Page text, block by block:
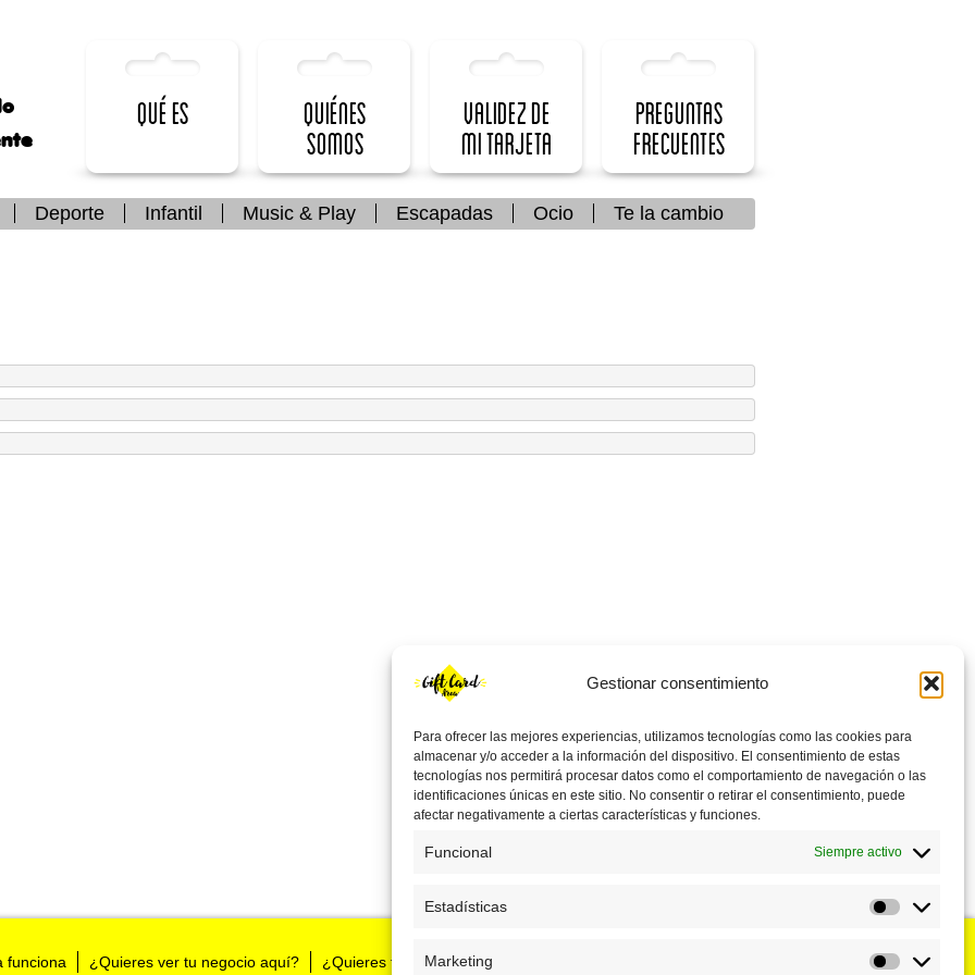
Gestionar consentimiento
Para ofrecer las mejores experiencias, utilizamos tecnologías como las cookies para
almacenar y/o acceder a la información del dispositivo. El consentimiento de estas
tecnologías nos permitirá procesar datos como el comportamiento de navegación o las
identificaciones únicas en este sitio. No consentir o retirar el consentimiento, puede
afectar negativamente a ciertas características y funciones.
Funcional Siempre activo
Estadísticas
Marketing
Marketing
Qué es
Quiénes
somos
Validez de
mi Tarjeta
Preguntas
frecuentes
Deporte Infantil Music & Play Escapadas Ocio Te la cambio
funciona ¿Quieres ver tu negocio aquí? ¿Quieres tenernos en tu negocio?